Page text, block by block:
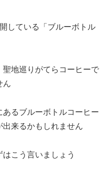
している「ブルーボトル
聖地巡りがてらコーヒーで
ん
るブルーボトルコーヒー
来るかもしれません
こう言いましょう